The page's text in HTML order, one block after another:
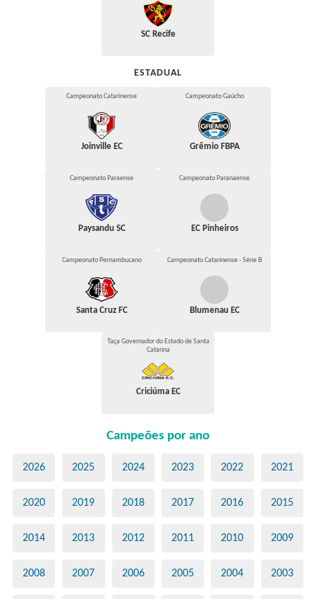
SC Recife
ESTADUAL
Campeonato Catarinense
Joinville EC
Campeonato Gaúcho
Grêmio FBPA
Campeonato Paraense
Paysandu SC
Campeonato Paranaense
EC Pinheiros
Campeonato Pernambucano
Santa Cruz FC
Campeonato Catarinense - Série B
Blumenau EC
Taça Governador do Estado de Santa
Catarina
Criciúma EC
Campeões por ano
2026 2025 2024 2023 2022 2021
2020 2019 2018 2017 2016 2015
2014 2013 2012 2011 2010 2009
2008 2007 2006 2005 2004 2003